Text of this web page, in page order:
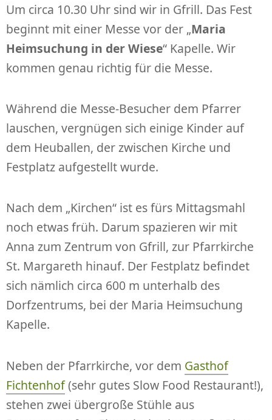
Um circa 10.30 Uhr sind wir in Gfrill. Das Fest
beginnt mit einer Messe vor der „Maria
Heimsuchung in der Wiese“ Kapelle. Wir
kommen genau richtig für die Messe.
Während die Messe-Besucher dem Pfarrer
lauschen, vergnügen sich einige Kinder auf
dem Heuballen, der zwischen Kirche und
Festplatz aufgestellt wurde.
Nach dem „Kirchen“ ist es fürs Mittagsmahl
noch etwas früh. Darum spazieren wir mit
Anna zum Zentrum von Gfrill, zur Pfarrkirche
St. Margareth hinauf. Der Festplatz befindet
sich nämlich circa 600 m unterhalb des
Dorfzentrums, bei der Maria Heimsuchung
Kapelle.
Neben der Pfarrkirche, vor dem Gasthof
Fichtenhof(sehr gutes Slow Food Restaurant!),
stehen zwei übergroße Stühle aus